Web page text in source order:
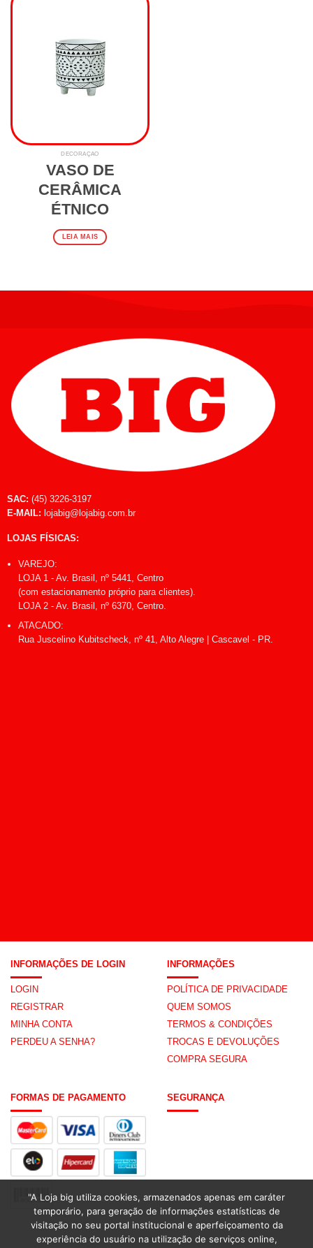
DECORAÇÃO
VASO DE
CERÂMICA
ÉTNICO
LEIA MAIS
SAC: (45) 3226-3197
E-MAIL: lojabig@lojabig.com.br
LOJAS FÍSICAS:
VAREJO:
LOJA 1 - Av. Brasil, nº 5441, Centro
(com estacionamento próprio para clientes).
LOJA 2 - Av. Brasil, nº 6370, Centro.
ATACADO:
Rua Juscelino Kubitscheck, nº 41, Alto Alegre | Cascavel - PR.
INFORMAÇÕES DE LOGIN
LOGIN
REGISTRAR
MINHA CONTA
PERDEU A SENHA?
INFORMAÇÕES
POLÍTICA DE PRIVACIDADE
QUEM SOMOS
TERMOS & CONDIÇÕES
TROCAS E DEVOLUÇÕES
COMPRA SEGURA
FORMAS DE PAGAMENTO SEGURANÇA
"A Loja big utiliza cookies, armazenados apenas em caráter
temporário, para geração de informações estatísticas de
visitação no seu portal institucional e aperfeiçoamento da
experiência do usuário na utilização de serviços online,